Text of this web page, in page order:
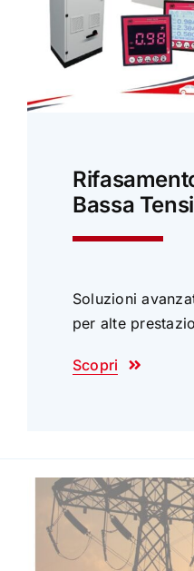
Bassa
Soluzioni
per alte
Scopri